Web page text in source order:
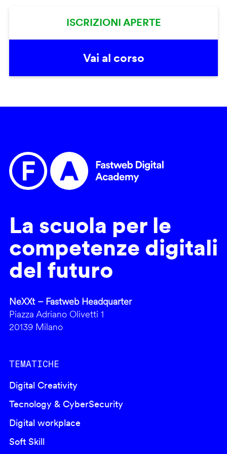
ISCRIZIONI APERTE
Vai al corso
La scuola per le
competenze digitali
del futuro
NeXXt – Fastweb Headquarter
Piazza Adriano Olivetti 1
20139 Milano
TEMATICHE
Digital Creativity
Tecnology & CyberSecurity
Digital workplace
Soft Skill